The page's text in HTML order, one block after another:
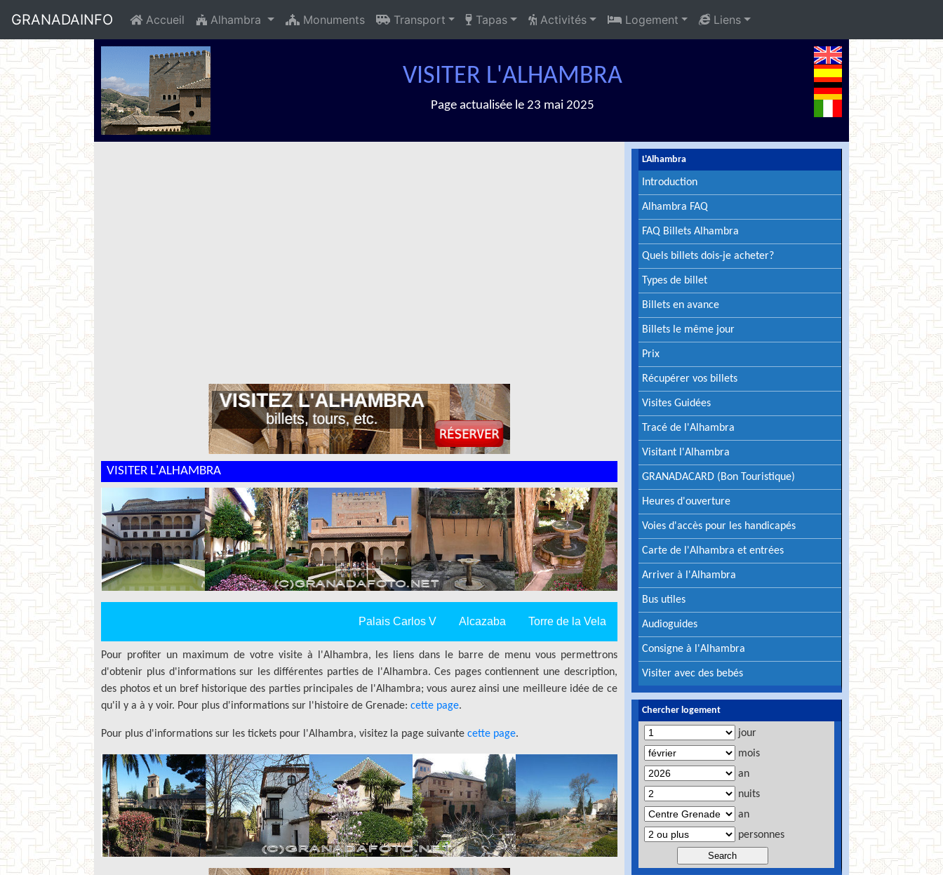
GRANADAINFO Accueil Alhambra Monuments Transport Tapas Activités Logement Liens
VISITER L'ALHAMBRA
Page actualisée le 23 mai 2025
VISITER L'ALHAMBRA
Palais Carlos V Alcazaba Torre de la Vela
Pour profiter un maximum de votre visite à l'Alhambra, les liens dans le barre de menu vous permettrons
d'obtenir plus d'informations sur les différentes parties de l'Alhambra. Ces pages contiennent une description,
des photos et un bref historique des parties principales de l'Alhambra; vous aurez ainsi une meilleure idée de ce
qu'il y a à y voir. Pour plus d'informations sur l'histoire de Grenade:cette page.
Pour plus d'informations sur les tickets pour l'Alhambra, visitez la page suivantecette page.
L'Alhambra
Introduction
Alhambra FAQ
FAQ Billets Alhambra
Quels billets dois-je acheter?
Types de billet
Billets en avance
Billets le même jour
Prix
Récupérer vos billets
Visites Guidées
Tracé de l'Alhambra
Visitant l'Alhambra
GRANADACARD (Bon Touristique)
Heures d'ouverture
Voies d'accès pour les handicapés
Carte de l'Alhambra et entrées
Arriver à l'Alhambra
Bus utiles
Audioguides
Consigne à l'Alhambra
Visiter avec des bebés
Chercher logement
jour
mois
an
nuits
an
personnes